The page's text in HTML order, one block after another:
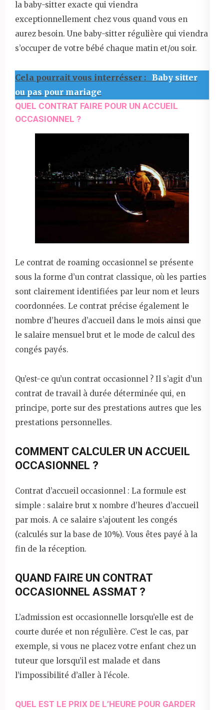
la baby-sitter exacte qui viendra
exceptionnellement chez vous quand vous en
aurez besoin. Une baby-sitter régulière qui viendra
s’occuper de votre bébé chaque matin et/ou soir.
Cela pourrait vous interrésser : Baby sitter
ou pas pour mariage
QUEL CONTRAT FAIRE POUR UN ACCUEIL
OCCASIONNEL ?
Le contrat de roaming occasionnel se présente
sous la forme d’un contrat classique, où les parties
sont clairement identifiées par leur nom et leurs
coordonnées. Le contrat précise également le
nombre d’heures d’accueil dans le mois ainsi que
le salaire mensuel brut et le mode de calcul des
congés payés.
Qu’est-ce qu’un contrat occasionnel ? Il s’agit d’un
contrat de travail à durée déterminée qui, en
principe, porte sur des prestations autres que les
prestations personnelles.
COMMENT CALCULER UN ACCUEIL
OCCASIONNEL ?
Contrat d’accueil occasionnel : La formule est
simple : salaire brut x nombre d’heures d’accueil
par mois. A ce salaire s’ajoutent les congés
(calculés sur la base de 10%). Vous êtes payé à la
fin de la réception.
QUAND FAIRE UN CONTRAT
OCCASIONNEL ASSMAT ?
L’admission est occasionnelle lorsqu’elle est de
courte durée et non régulière. C’est le cas, par
exemple, si vous ne placez votre enfant chez un
tuteur que lorsqu’il est malade et dans
l’impossibilité d’aller à l’école.
QUEL EST LE PRIX DE L’HEURE POUR GARDER